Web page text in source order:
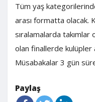
Tüm yaş
arası formatta olacak.
sıralamalarda takımlar
olan finallerde kulüpler
Müsabakalar 3 gün
Paylaş